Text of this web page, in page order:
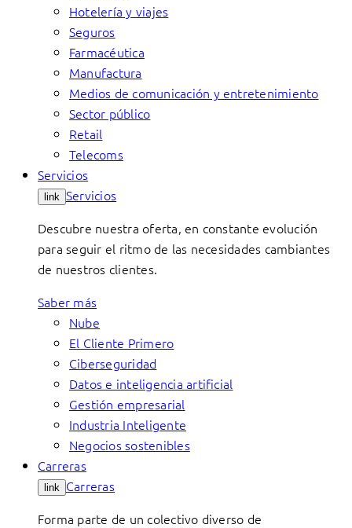
Hotelería y viajes
Seguros
Farmacéutica
Manufactura
Medios de comunicación y entretenimiento
Sector público
Retail
Telecoms
Servicios
link Servicios
Descubre nuestra oferta, en constante evolución
para seguir el ritmo de las necesidades cambiantes
de nuestros clientes.
Saber más
Nube
El Cliente Primero
Ciberseguridad
Datos e inteligencia artificial
Gestión empresarial
Industria Inteligente
Negocios sostenibles
Carreras
link Carreras
Forma parte de un colectivo diverso de